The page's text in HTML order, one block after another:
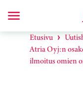
Etusivu
Atria Oyj:n
ilmoitus omien